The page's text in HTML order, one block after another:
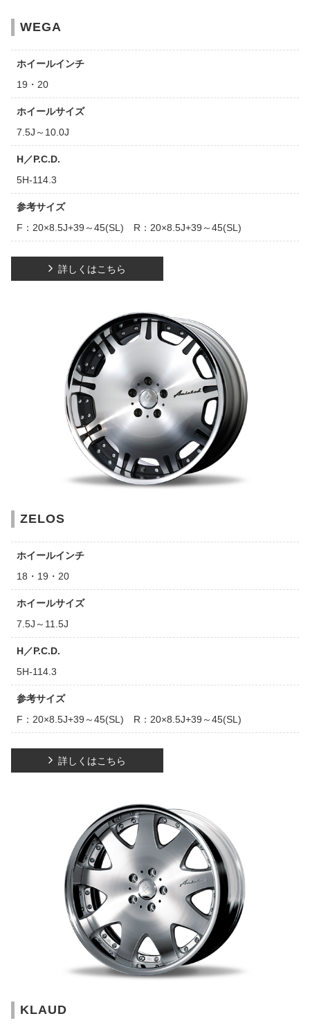
WEGA
ホイールインチ
19・20
ホイールサイズ
7.5J～10.0J
H／P.C.D.
5H-114.3
参考サイズ
F：20×8.5J+39～45(SL) R：20×8.5J+39～45(SL)
詳しくはこちら
ZELOS
ホイールインチ
18・19・20
ホイールサイズ
7.5J～11.5J
H／P.C.D.
5H-114.3
参考サイズ
F：20×8.5J+39～45(SL) R：20×8.5J+39～45(SL)
詳しくはこちら
KLAUD